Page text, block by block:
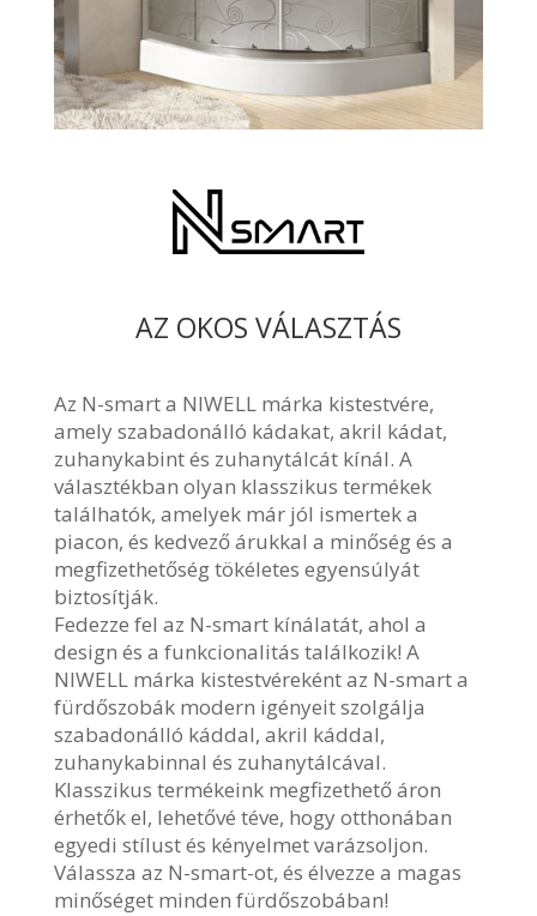
AZ OKOS VÁLASZTÁS
Az N-smart a NIWELL márka kistestvére,
amely szabadonálló kádakat, akril kádat,
zuhanykabint és zuhanytálcát kínál. A
választékban olyan klasszikus termékek
találhatók, amelyek már jól ismertek a
piacon, és kedvező árukkal a minőség és a
megfizethetőség tökéletes egyensúlyát
biztosítják.
Fedezze fel az N-smart kínálatát, ahol a
design és a funkcionalitás találkozik! A
NIWELL márka kistestvéreként az N-smart a
fürdőszobák modern igényeit szolgálja
szabadonálló káddal, akril káddal,
zuhanykabinnal és zuhanytálcával.
Klasszikus termékeink megfizethető áron
érhetők el, lehetővé téve, hogy otthonában
egyedi stílust és kényelmet varázsoljon.
Válassza az N-smart-ot, és élvezze a magas
minőséget minden fürdőszobában!